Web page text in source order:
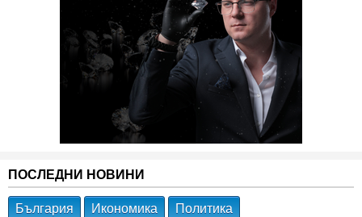
ПОСЛЕДНИ НОВИНИ
България Икономика Политика